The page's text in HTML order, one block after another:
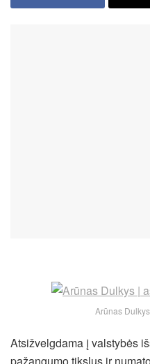
Arūnas
Atsižvelgdama į valstybės